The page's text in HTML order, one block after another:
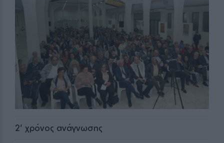
2' χρόνος ανάγνωσης